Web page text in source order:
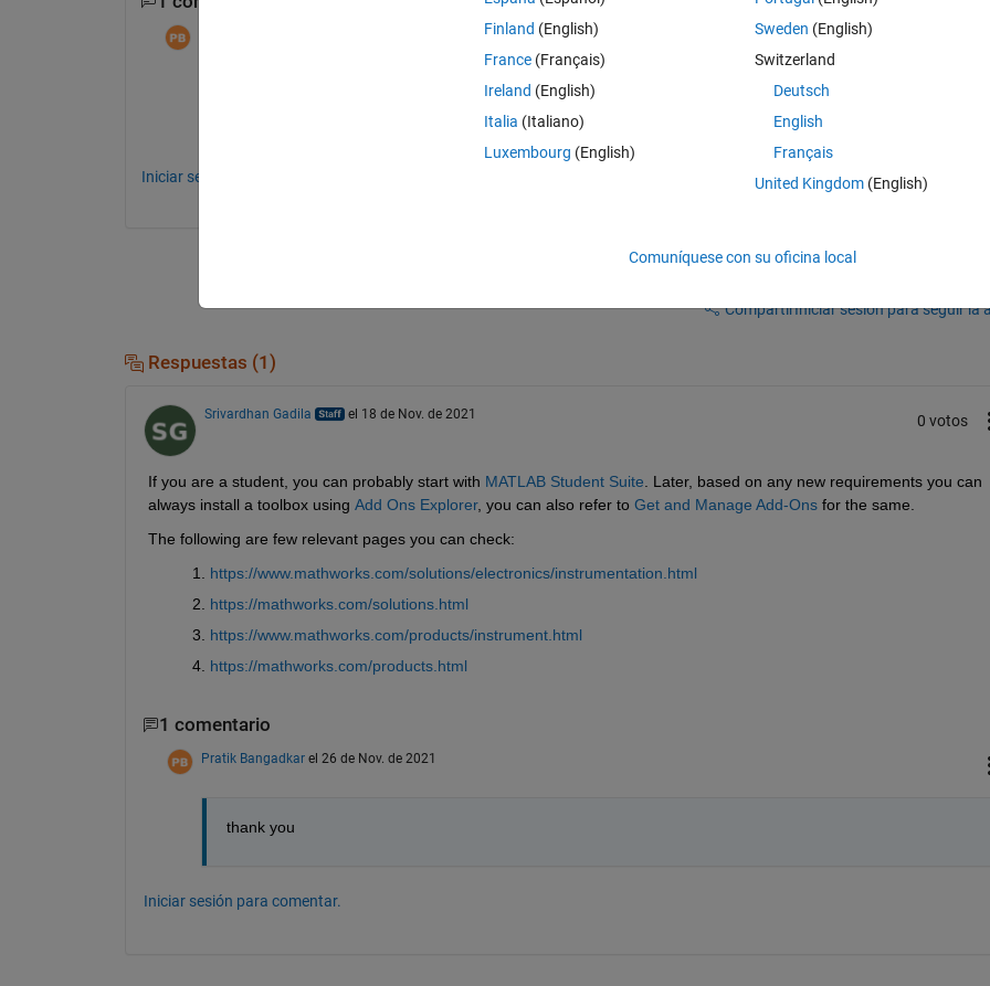
Iniciar sesión para comentar.
Iniciar sesión para responder a esta
CompartirIniciar sesión para seguir la
Respuestas (1)
Srivardhan Gadila el 18 de Nov. de 2021 0 votos
If you are a student, you can probably start with MATLAB Student Suite. Later, based on any new requirements you can
always install a toolbox using Add Ons Explorer, you can also refer to Get and Manage Add-Ons for the same.
The following are few relevant pages you can check:
https://www.mathworks.com/solutions/electronics/instrumentation.html
https://mathworks.com/solutions.html
https://www.mathworks.com/products/instrument.html
https://mathworks.com/products.html
1 comentario
Pratik Bangadkar el 26 de Nov. de 2021
thank you
Iniciar sesión para comentar.
Finland (English)
France (Français)
Ireland (English)
Italia (Italiano)
Luxembourg (English)
Sweden (English)
Switzerland
Deutsch
English
Français
United Kingdom(English)
Comuníquese con su oficina local